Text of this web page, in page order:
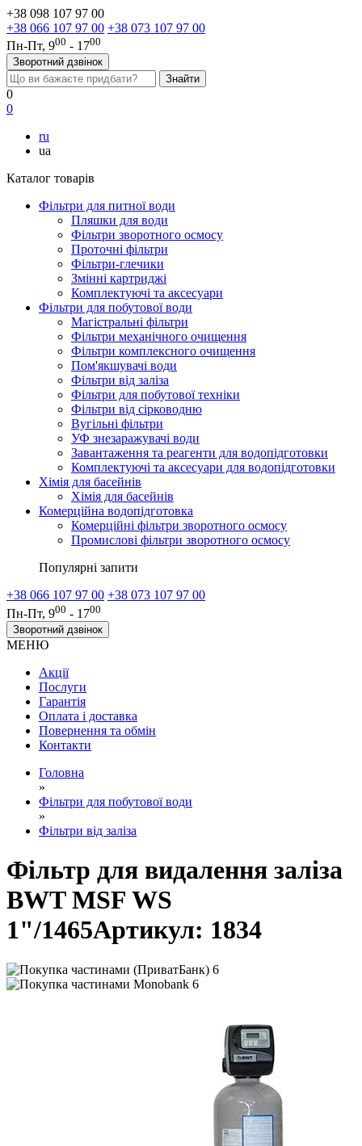
+38 098 107 97 00
+38 066 107 97 00 +38 073 107 97 00
Пн-Пт, 900 - 1700
Зворотний дзвінок
0
0
ru
ua
Каталог товарів
Фільтри для питної води
Пляшки для води
Фільтри зворотного осмосу
Проточні фільтри
Фільтри-глечики
Змінні картриджі
Комплектуючі та аксесуари
Фільтри для побутової води
Магістральні фільтри
Фільтри механічного очищення
Фільтри комплексного очищення
Пом'якшувачі води
Фільтри від заліза
Фільтри для побутової техніки
Фільтри від сірководню
Вугільні фільтри
УФ знезаражувачі води
Завантаження та реагенти для водопідготовки
Комплектуючі та аксесуари для водопідготовки
Хімія для басейнів
Хімія для басейнів
Комерційна водопідготовка
Комерційні фільтри зворотного осмосу
Промислові фільтри зворотного осмосу
Популярні запити
+38 066 107 97 00 +38 073 107 97 00
Пн-Пт, 900 - 1700
Зворотний дзвінок
МЕНЮ
Акції
Послуги
Гарантія
Оплата і доставка
Повернення та обмін
Контакти
Головна
»
Фільтри для побутової води
»
Фільтри від заліза
Фільтр для видалення заліза
BWT MSF WS
1"/1465Артикул: 1834
6
6